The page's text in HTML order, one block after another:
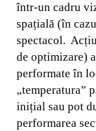
într-un cadru
spațială (în
spectacol.
de optimizare)
performate în
„temperatura”
inițial sau pot
performarea